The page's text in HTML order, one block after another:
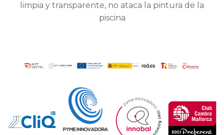
limpia y transparente, no ataca la pintura de la
piscina